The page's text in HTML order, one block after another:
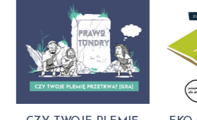
Previous